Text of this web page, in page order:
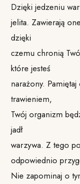
Dzięki jedzeniu
jelita. Zawierają
dzięki
czemu chronią
które jesteś
narażony.
trawieniem,
Twój organizm
jadł
warzywa. Z tego
odpowiednio
Nie zapominaj o